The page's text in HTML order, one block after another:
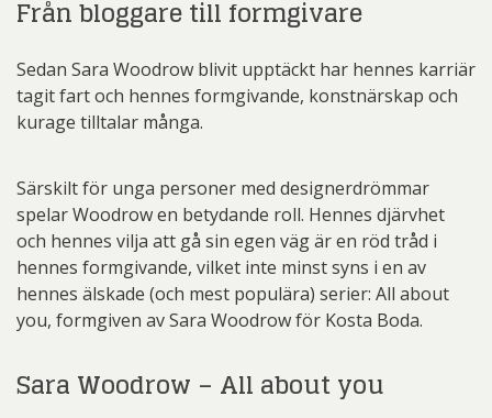
Från bloggare till formgivare
Sedan Sara Woodrow blivit upptäckt har hennes karriär
tagit fart och hennes formgivande, konstnärskap och
kurage tilltalar många.
Särskilt för unga personer med designerdrömmar
spelar Woodrow en betydande roll. Hennes djärvhet
och hennes vilja att gå sin egen väg är en röd tråd i
hennes formgivande, vilket inte minst syns i en av
hennes älskade (och mest populära) serier: All about
you, formgiven av Sara Woodrow för Kosta Boda.
Sara Woodrow – All about you